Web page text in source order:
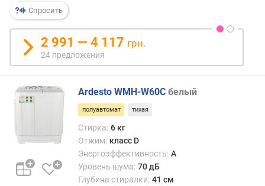
и
й
з
а
г
р
у
а
к
г
Спросить
2 991 — 4 117 грн.
24 предложения
Ardesto WMH-W60C белый
полуавтомат тихая
Стирка: 6 кг
Отжим: класс D
Энергоэффективность: A
Уровень шума: 70 дБ
Глубина стиралки: 41 см